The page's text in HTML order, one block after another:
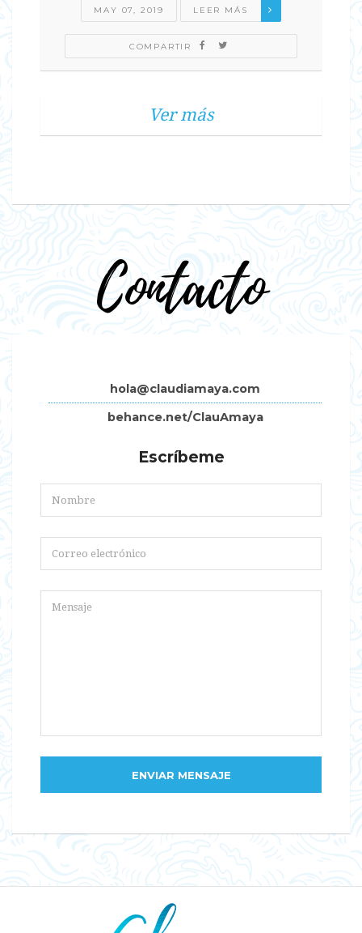
MAY 07, 2019 LEER MÁS
COMPARTIR
Ver más
Contacto
hola@claudiamaya.com
behance.net/ClauAmaya
Escríbeme
ENVIAR MENSAJE